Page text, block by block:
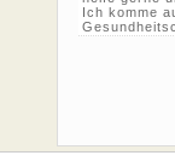
Ich komme